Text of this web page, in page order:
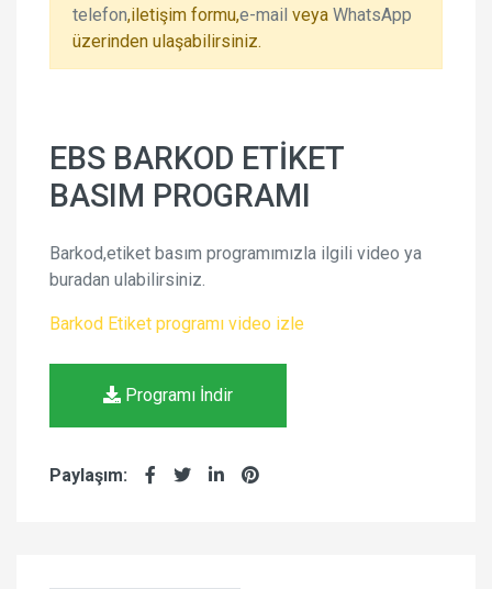
telefon,iletişim formu,e-mail veya WhatsApp
üzerinden ulaşabilirsiniz.
EBS BARKOD ETİKET
BASIM PROGRAMI
Barkod,etiket basım programımızla ilgili video ya
buradan ulabilirsiniz.
Barkod Etiket programı video izle
Programı İndir
Paylaşım: